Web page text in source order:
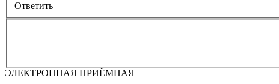
Ответить
Вы бронируете места наМероприятие состоится
ЭЛЕКТРОННАЯ ПРИЁМНАЯ